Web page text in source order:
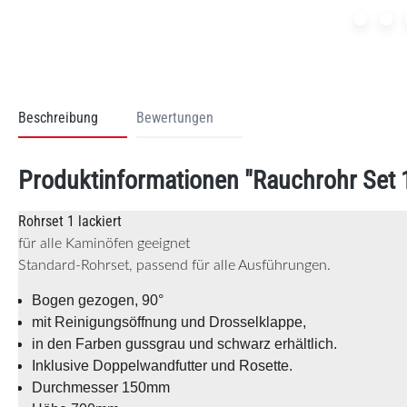
Beschreibung Bewertungen
Produktinformationen "Rauchrohr Set
Rohrset 1 lackiert
für alle Kaminöfen geeignet
Standard-Rohrset, passend für alle Ausführungen.
Bogen gezogen, 90°
mit Reinigungsöffnung und Drosselklappe,
in den Farben gussgrau und schwarz erhältlich.
Inklusive Doppelwandfutter und Rosette.
Durchmesser 150mm